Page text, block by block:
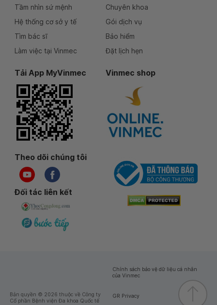
Tầm nhìn sứ mệnh
Hệ thống cơ sở y tế
Tìm bác sĩ
Làm việc tại Vinmec
Chuyên khoa
Gói dịch vụ
Bảo hiểm
Đặt lịch hẹn
Tải App MyVinmec Vinmec shop
Theo dõi chúng tôi
Đối tác liên kết
Bản quyền © 2026 thuộc về Công ty
Cổ phần Bệnh viện Đa khoa Quốc tế
Chính sách bảo vệ dữ liệu cá nhân
của Vinmec
GR Privacy